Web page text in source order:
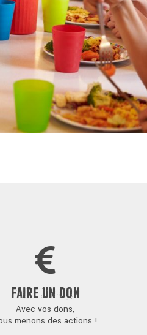
FAIRE UN DON
Avec vos dons,
menons des actions !